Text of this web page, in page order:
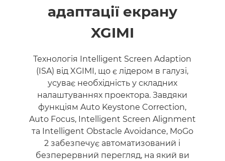
адаптації екрану
XGIMI
Технологія Intelligent Screen Adaption
(ISA) від XGIMI, що є лідером в галузі,
усуває необхідність у складних
налаштуваннях проектора. Завдяки
функціям Auto Keystone Correction,
Auto Focus, Intelligent Screen Alignment
та Intelligent Obstacle Avoidance, MoGo
2 забезпечує автоматизований і
безперервний перегляд, на який ви